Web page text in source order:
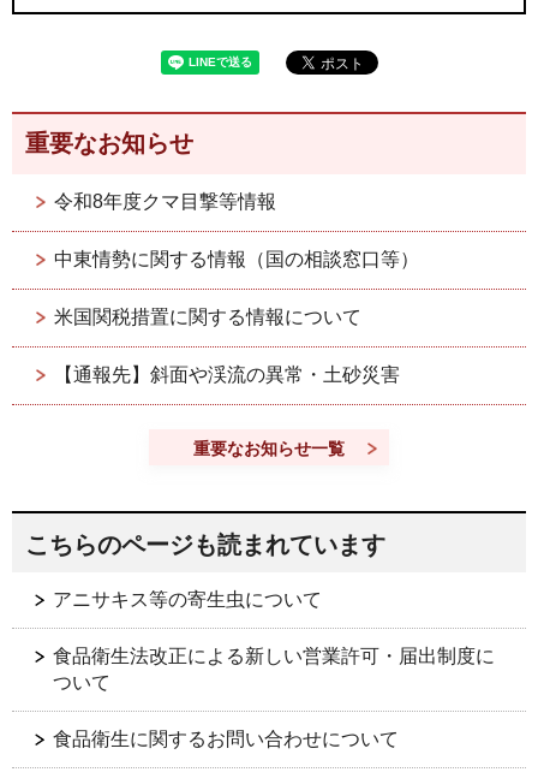
重要なお知らせ
令和8年度クマ目撃等情報
中東情勢に関する情報（国の相談窓口等）
米国関税措置に関する情報について
【通報先】斜面や渓流の異常・土砂災害
重要なお知らせ一覧
こちらのページも読まれています
アニサキス等の寄生虫について
食品衛生法改正による新しい営業許可・届出制度に
ついて
食品衛生に関するお問い合わせについて